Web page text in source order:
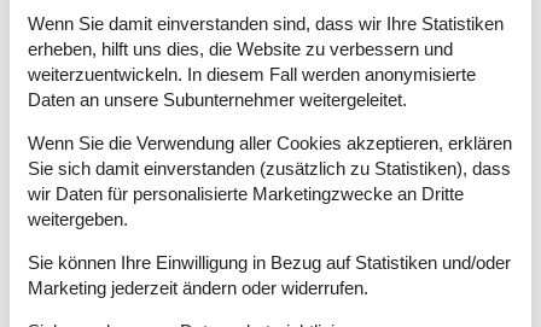
Die nächste Stadt
Entf. zum Wasser/Baden
Entfernung Einkauf
Entfernung zu Angelmöglichkeiten
Schwimmbad
10 km
Konzepte
Energiesparhaus
Hochwertige Gartenmöbel
Luxury Collection
Wenn Sie damit einverstanden sind, dass wir Ihre Statistiken
erheben, hilft uns dies, die Website zu verbessern und
weiterzuentwickeln. In diesem Fall werden anonymisierte
Daten an unsere Subunternehmer weitergeleitet.
Wenn Sie die Verwendung aller Cookies akzeptieren, erklären
Sie sich damit einverstanden (zusätzlich zu Statistiken), dass
wir Daten für personalisierte Marketingzwecke an Dritte
weitergeben.
Sie können Ihre Einwilligung in Bezug auf Statistiken und/oder
Marketing jederzeit ändern oder widerrufen.